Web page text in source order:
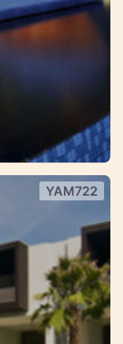
YAM722